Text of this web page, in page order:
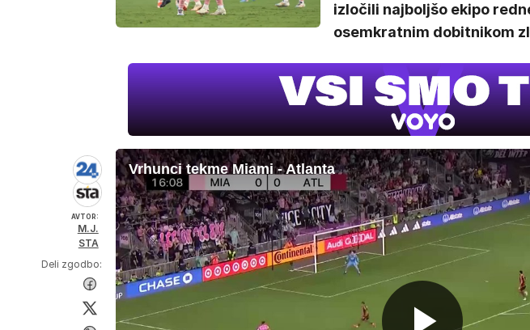
izločili najboljšo ekipo
osemkratnim dobitnikom
AVTOR:
M.J.
STA
Deli zgodbo:
Vrhunci tekme Miami - Atlanta